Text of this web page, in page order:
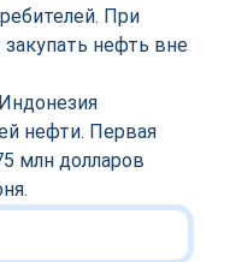
При
нефть вне
нефти. Первая
млн долларов